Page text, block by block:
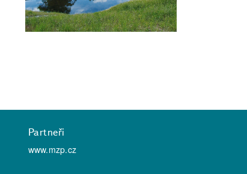
Partneři
www.mzp.cz